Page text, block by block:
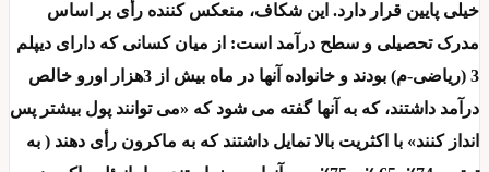
خیلی پایین قرار دارد. این شکاف، منعکس کننده رأی بر اساس
مدرک تحصیلی و سطح درآمد است: از میان کسانی که دارای دیپلم
3 (ریاضی-م) بودند و خانواده آنها در ماه بیش از 3هزار اورو خالص
درآمد داشتند، که به آنها گفته می شود که «می توانند پول بیشتر پس
انداز کنند» با اکثریت بالا تمایل داشتند که به ماکرون رأی دهند ( به